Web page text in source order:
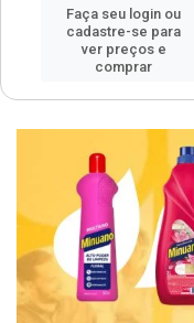
Faça seu login ou
cadastre-se para
ver preços e
comprar